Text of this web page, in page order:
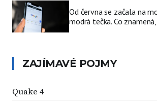
Od června se začala na
modrá tečka. Co
ZAJÍMAVÉ POJMY
Quake 4